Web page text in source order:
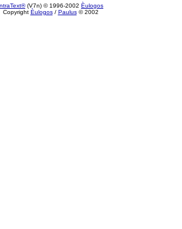
(V7n) © 1996-2002 Èulogos
Copyright Èulogos/ Paulus© 2002